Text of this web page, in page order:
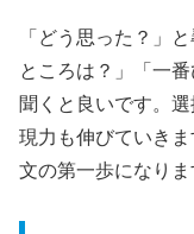
「どう思った？」
ところは？」「一
聞くと良いです。
現力も伸びていき
文の第一歩になりま